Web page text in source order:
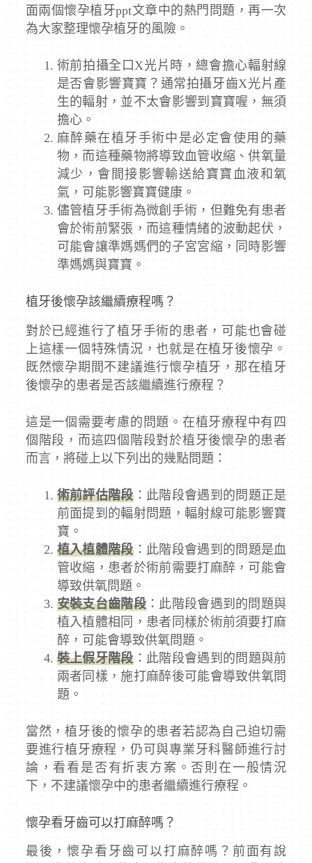
面兩個懷孕植牙ppt文章中的熱門問題，再一次
為大家整理懷孕植牙的風險。
術前拍攝全口X光片時，總會擔心輻射線
是否會影響寶寶？通常拍攝牙齒X光片產
生的輻射，並不太會影響到寶寶喔，無須
擔心。
麻醉藥在植牙手術中是必定會使用的藥
物，而這種藥物將導致血管收縮、供氧量
減少，會間接影響輸送給寶寶血液和氧
氣，可能影響寶寶健康。
儘管植牙手術為微創手術，但難免有患者
會於術前緊張，而這種情緒的波動起伏，
可能會讓準媽媽們的子宮宮縮，同時影響
準媽媽與寶寶。
植牙後懷孕該繼續療程嗎？
對於已經進行了植牙手術的患者，可能也會碰
上這樣一個特殊情況，也就是在植牙後懷孕。
既然懷孕期間不建議進行懷孕植牙，那在植牙
後懷孕的患者是否該繼續進行療程？
這是一個需要考慮的問題。在植牙療程中有四
個階段，而這四個階段對於植牙後懷孕的患者
而言，將碰上以下列出的幾點問題：
術前評估階段：此階段會遇到的問題正是
前面提到的輻射問題，輻射線可能影響寶
寶。
植入植體階段：此階段會遇到的問題是血
管收縮，患者於術前需要打麻醉，可能會
導致供氧問題。
安裝支台齒階段 ：此階段會遇到的問題與
植入植體相同，患者同樣於術前須要打麻
醉，可能會導致供氧問題。
裝上假牙階段：此階段會遇到的問題與前
兩者同樣，施打麻醉後可能會導致供氧問
題。
當然，植牙後的懷孕的患者若認為自己迫切需
要進行植牙療程，仍可與專業牙科醫師進行討
論，看看是否有折衷方案。否則在一般情況
下，不建議懷孕中的患者繼續進行療程。
懷孕看牙齒可以打麻醉嗎？
最後，懷孕看牙齒可以打麻醉嗎？前面有說